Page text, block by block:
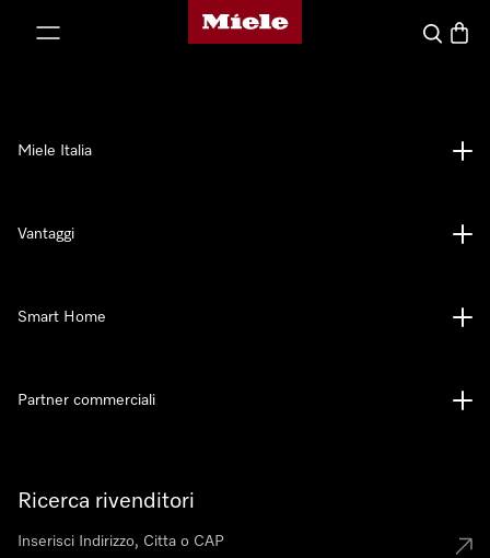
Homepage di Miele
Cerca
Ricerca rivenditori
Miele Italia
Vantaggi
Smart Home
Partner commerciali